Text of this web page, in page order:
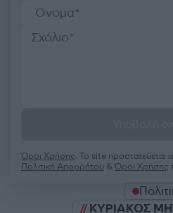
Όροι Χρήσης. Το site προστατεύεται
Πολιτική Απορρήτου &Όροι Χρήσης
ΚΥΡΙΑΚΟΣ